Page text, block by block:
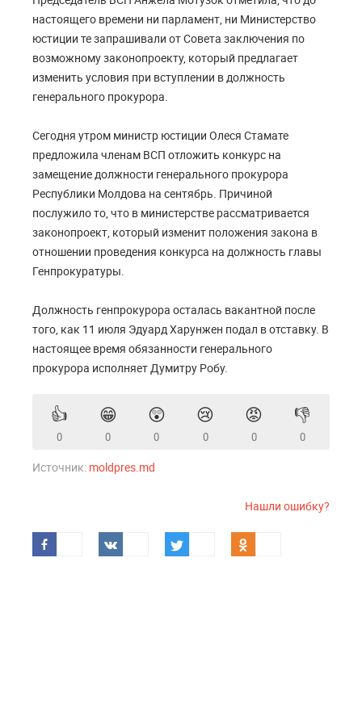
настоящего времени ни парламент, ни Министерство
юстиции те запрашивали от Совета заключения по
возможному законопроекту, который предлагает
изменить условия при вступлении в должность
генерального прокурора.
Сегодня утром министр юстиции Олеся Стамате
предложила членам ВСП отложить конкурс на
замещение должности генерального прокурора
Республики Молдова на сентябрь. Причиной
послужило то, что в министерстве рассматривается
законопроект, который изменит положения закона в
отношении проведения конкурса на должность главы
Генпрокуратуры.
Должность генпрокурора осталась вакантной после
того, как 11 июля Эдуард Харунжен подал в отставку. В
настоящее время обязанности генерального
прокурора исполняет Думитру Робу.
👍
0
😁
0
😲
0
😢
0
😡
0
👎
0
Источник: moldpres.md
Нашли ошибку?